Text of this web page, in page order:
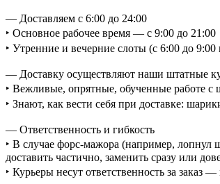
— Доставляем с 6:00 до 24:00
‣ Основное рабочее время — с 9:00 до 21:00
‣ Утренние и вечерние слоты (с 6:00 до
— Доставку осуществляют наши штатные
‣ Вежливые, опрятные, обученные работе с
‣ Знают, как вести себя при доставке:
— Ответственность и гибкость
‣ В случае форс-мажора (например, лопнул
доставить частично, заменить сразу или
‣ Курьеры несут ответственность за заказ